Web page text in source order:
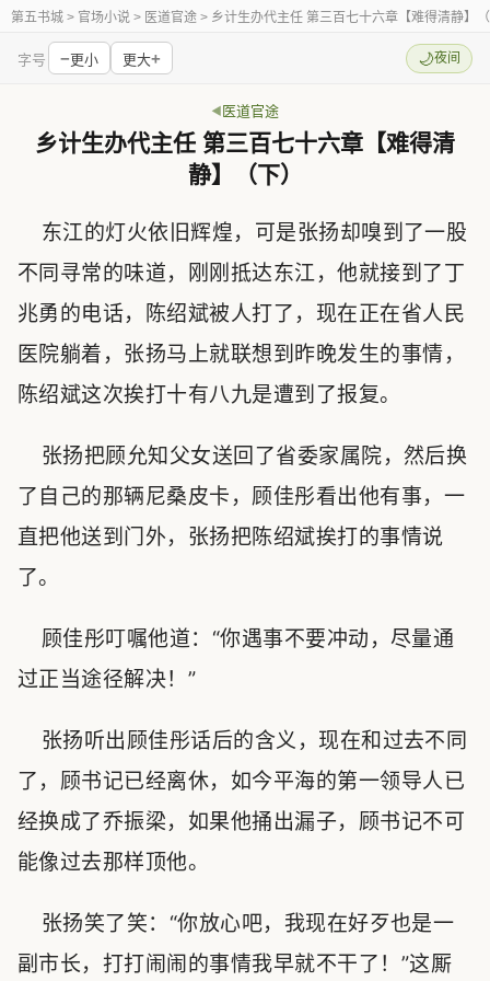
第五书城 > 官场小说 > 医道官途 > 乡计生办代主任 第三百七十六章【难得清静】
字号 −更小 更大+ 🌙夜间
医道官途
乡计生办代主任 第三百七十六章【难得清
静】（下）
东江的灯火依旧辉煌，可是张扬却嗅到了一股
不同寻常的味道，刚刚抵达东江，他就接到了丁
兆勇的电话，陈绍斌被人打了，现在正在省人民
医院躺着，张扬马上就联想到昨晚发生的事情，
陈绍斌这次挨打十有八九是遭到了报复。
张扬把顾允知父女送回了省委家属院，然后换
了自己的那辆尼桑皮卡，顾佳彤看出他有事，一
直把他送到门外，张扬把陈绍斌挨打的事情说
了。
顾佳彤叮嘱他道：“你遇事不要冲动，尽量通
过正当途径解决！”
张扬听出顾佳彤话后的含义，现在和过去不同
了，顾书记已经离休，如今平海的第一领导人已
经换成了乔振梁，如果他捅出漏子，顾书记不可
能像过去那样顶他。
张扬笑了笑：“你放心吧，我现在好歹也是一
副市长，打打闹闹的事情我早就不干了！”这厮